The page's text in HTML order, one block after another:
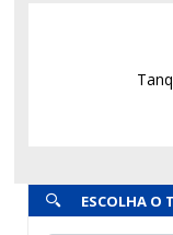
ESCOLHA O